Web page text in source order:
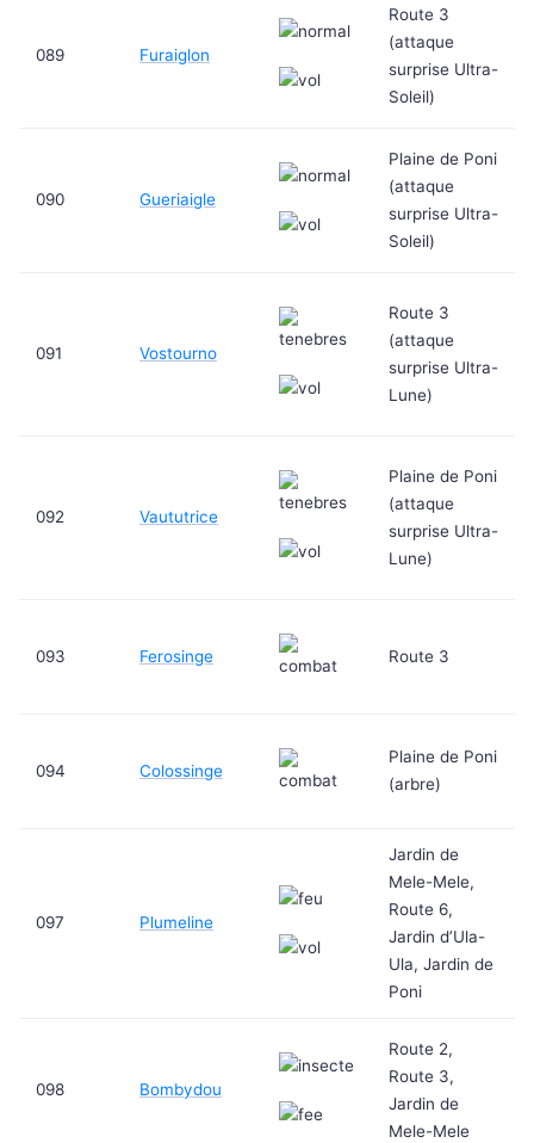
089 Furaiglon
Route 3
(attaque
surprise Ultra-
Soleil)
090 Gueriaigle
Plaine de Poni
(attaque
surprise Ultra-
Soleil)
091 Vostourno
Route 3
(attaque
surprise Ultra-
Lune)
092 Vaututrice
Plaine de Poni
(attaque
surprise Ultra-
Lune)
093 Ferosinge Route 3
094 Colossinge
Plaine de Poni
(arbre)
097 Plumeline
Jardin de
Mele-Mele,
Route 6,
Jardin d’Ula-
Ula, Jardin de
Poni
098 Bombydou
Route 2,
Route 3,
Jardin de
Mele-Mele